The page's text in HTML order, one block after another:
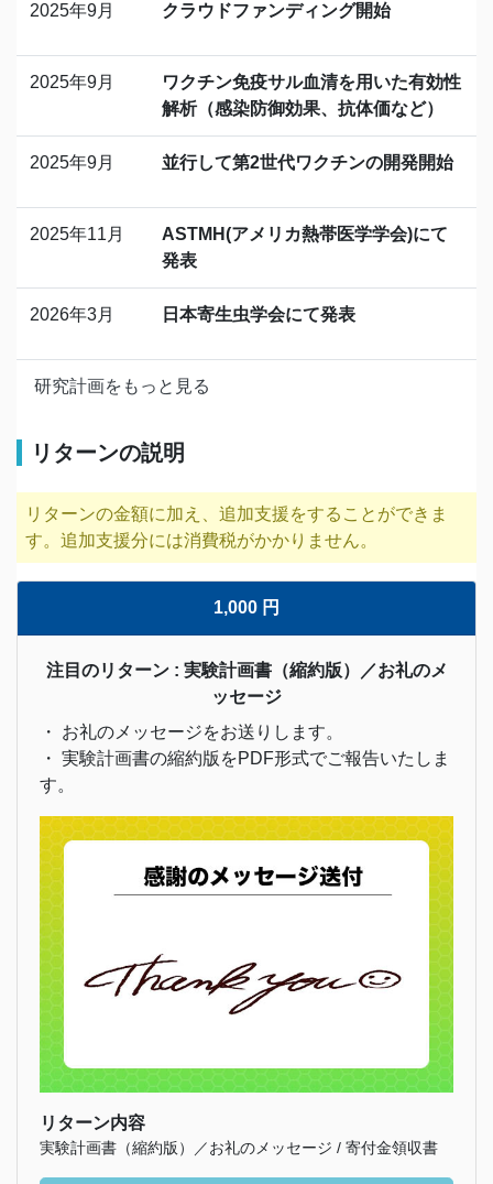
2025年9月 クラウドファンディング開始
2025年9月
ワクチン免疫サル血清を用いた有効性
解析（感染防御効果、抗体価など）
2025年9月 並行して第2世代ワクチンの開発開始
2025年11月
ASTMH(アメリカ熱帯医学学会)にて
発表
2026年3月 日本寄生虫学会にて発表
研究計画をもっと見る
リターンの説明
リターンの金額に加え、追加支援をすることができま
す。追加支援分には消費税がかかりません。
1,000 円
注目のリターン : 実験計画書（縮約版）／お礼のメ
ッセージ
・ お礼のメッセージをお送りします。
・ 実験計画書の縮約版をPDF形式でご報告いたしま
す。
リターン内容
実験計画書（縮約版）／お礼のメッセージ / 寄付金領収書